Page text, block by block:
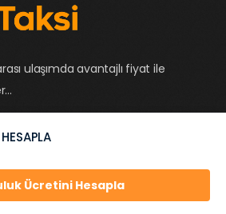
ulaşımda avantajlı fiyat ile
0532
1697074
Ücretini Hesapla